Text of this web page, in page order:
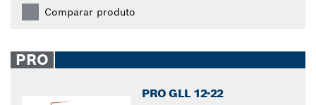
Comparar produto
PRO
PRO GLL 12-22